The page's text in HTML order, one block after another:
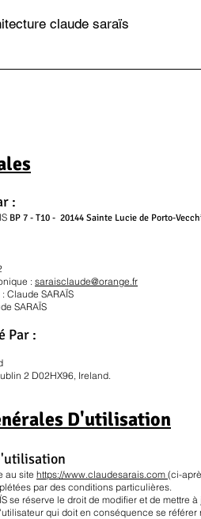
claude saraïs
:
BP 7 - T10 - 20144 Sainte Lucie de Porto-
: saraisclaude@orange.fr
Claude SARAÏS
SARAÏS
Par :
2 D02HX96, Ireland.
D'utilisation
au site https://www.claudesarais.com (ci-
par des conditions particulières.
se réserve le droit de modifier et de
qui doit en conséquence se